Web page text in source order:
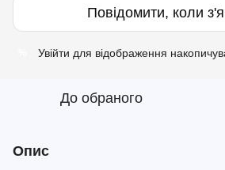
Повідомити, коли
Увійти для відображення
До обраного
Опис